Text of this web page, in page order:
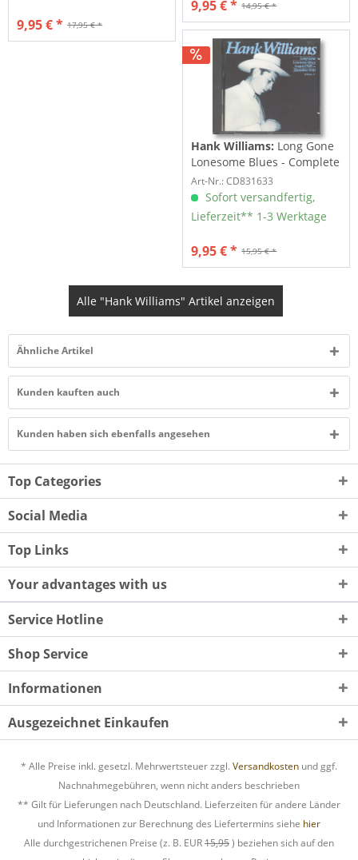
17,95 € *
9,95 € *
14,95 € *
9,95 € *
Hank Williams: Long Gone
Lonesome Blues - Complete
Hank...
Art-Nr.: CD831633
Sofort versandfertig,
Lieferzeit** 1-3 Werktage
15,95 € *
9,95 € *
Alle "Hank Williams" Artikel anzeigen
Ähnliche Artikel
Kunden kauften auch
Kunden haben sich ebenfalls angesehen
Top Categories
Social Media
Top Links
Your advantages with us
Service Hotline
Shop Service
Informationen
Ausgezeichnet Einkaufen
* Alle Preise inkl. gesetzl. Mehrwertsteuer zzgl. Versandkosten und ggf.
Nachnahmegebühren, wenn nicht anders beschrieben
** Gilt für Lieferungen nach Deutschland. Lieferzeiten für andere Länder
und Informationen zur Berechnung des Liefertermins siehe hier
Alle durchgestrichenen Preise (z. B. EUR15,95) beziehen sich auf den